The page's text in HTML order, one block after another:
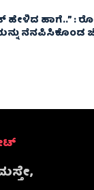
ಹೇಳಿದ ಹಾಗೆ..” :
ನೆನಪಿಸಿಕೊಂಡ